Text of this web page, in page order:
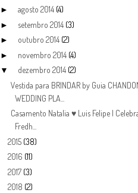
► agosto 2014 (4)
► setembro 2014 (3)
► outubro 2014 (2)
► novembro 2014 (4)
▼ dezembro 2014 (2)
Vestida para BRINDAR by Guia
WEDDING PLA...
Casamento Natalia ♥ Luis Felipe |
Fredh...
2015 (38)
2016 (11)
2017 (3)
2018 (2)